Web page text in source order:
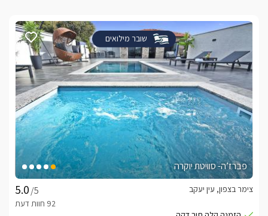
שובר מילואים
פברז’ה- סוויטת יוקרה
/5
צימר בצפון, עין יעקב